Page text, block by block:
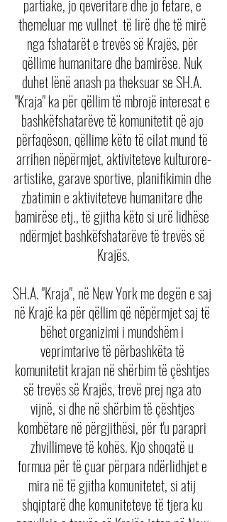
partiake, jo qeveritare dhe jo fetare, e
themeluar me vullnet  të lirë dhe të mirë
nga fshatarët e trevës së Krajës, për
qëllime humanitare dhe bamirëse. Nuk
duhet lënë anash pa theksuar se SH.A.
"Kraja" ka për qëllim të mbrojë interesat e
bashkëfshatarëve të komunitetit që ajo
përfaqëson, qëllime këto të cilat mund të
arrihen nëpërmjet, aktiviteteve kulturore-
artistike, garave sportive, planifikimin dhe
zbatimin e aktiviteteve humanitare dhe
bamirëse etj., të gjitha këto si urë lidhëse
ndërmjet bashkëfshatarëve të trevës së
Krajës.
SH.A. "Kraja", në New York me degën e saj
në Krajë ka për qëllim që nëpërmjet saj të
bëhet organizimi i mundshëm i
veprimtarive të përbashkëta të
komunitetit krajan në shërbim të çështjes
së trevës së Krajës, trevë prej nga ato
vijnë, si dhe në shërbim të çështjes
kombëtare në përgjithësi, për t'u parapri
zhvillimeve të kohës. Kjo shoqatë u
formua për të çuar përpara ndërlidhjet e
mira në të gjitha komunitetet, si atij
shqiptarë dhe komuniteteve të tjera ku